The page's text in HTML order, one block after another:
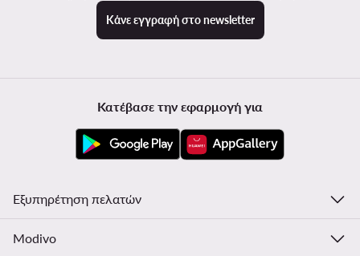
Κάνε εγγραφή στο newsletter
Κατέβασε την εφαρμογή για
Εξυπηρέτηση πελατών
Modivo